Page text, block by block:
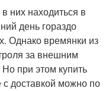
них находиться в
день гораздо
Однако времянки из
за внешним
при этом купить
с доставкой можно по